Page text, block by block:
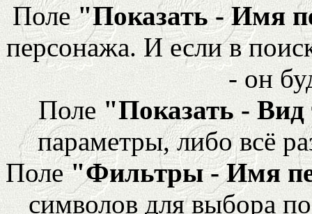
Поле"Показать - Имя
персонажа. И если в
- он
Поле "Показать -
параметры, либо всё
Поле"Фильтры - Имя
символов для выбора